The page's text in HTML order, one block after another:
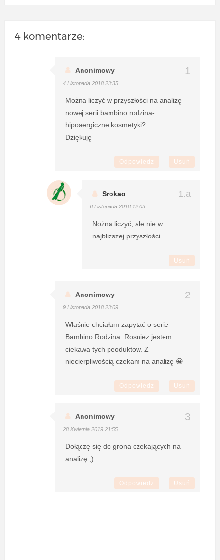
4 komentarze:
Anonimowy
4 Listopada 2018 23:35
Można liczyć w przyszłości na analizę
nowej serii bambino rodzina-
hipoaergiczne kosmetyki?
Dziękuję
Odpowiedz Usuń
Srokao
6 Listopada 2018 12:03
Nożna liczyć, ale nie w
najbliższej przyszłości.
Usuń
Anonimowy
9 Listopada 2018 23:09
Właśnie chciałam zapytać o serie
Bambino Rodzina. Rosniez jestem
ciekawa tych peoduktow. Z
niecierpliwością czekam na analizę 😀
Odpowiedz Usuń
Anonimowy
28 Kwietnia 2019 21:55
Dołączę się do grona czekających na
analizę ;)
Odpowiedz Usuń